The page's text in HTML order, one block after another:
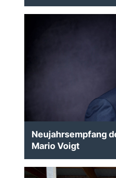
Neujahrsempfang
Mario Voigt